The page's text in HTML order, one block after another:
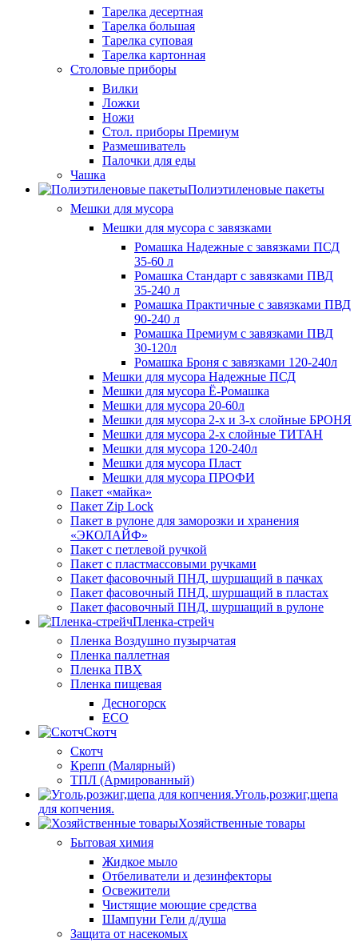
Тарелка десертная
Тарелка большая
Тарелка суповая
Тарелка картонная
Столовые приборы
Вилки
Ложки
Ножи
Стол. приборы Премиум
Размешиватель
Палочки для еды
Чашка
Полиэтиленовые пакеты
Мешки для мусора
Мешки для мусора с завязками
Ромашка Надежные с завязками ПСД
35-60 л
Ромашка Стандарт с завязками ПВД
35-240 л
Ромашка Практичные с завязками ПВД
90-240 л
Ромашка Премиум с завязками ПВД
30-120л
Ромашка Броня с завязками 120-240л
Мешки для мусора Надежные ПСД
Мешки для мусора Ё-Ромашка
Мешки для мусора 20-60л
Мешки для мусора 2-х и 3-х слойные БРОНЯ
Мешки для мусора 2-х слойные ТИТАН
Мешки для мусора 120-240л
Мешки для мусора Пласт
Мешки для мусора ПРОФИ
Пакет «майка»
Пакет Zip Lock
Пакет в рулоне для заморозки и хранения
«ЭКОЛАЙФ»
Пакет с петлевой ручкой
Пакет с пластмассовыми ручками
Пакет фасовочный ПНД, шуршащий в пачках
Пакет фасовочный ПНД, шуршащий в пластах
Пакет фасовочный ПНД, шуршащий в рулоне
Пленка-стрейч
Пленка Воздушно пузырчатая
Пленка паллетная
Пленка ПВХ
Пленка пищевая
Десногорск
ECO
Скотч
Скотч
Крепп (Малярный)
ТПЛ (Армированный)
Уголь,розжиг,щепа
для копчения.
Хозяйственные товары
Бытовая химия
Жидкое мыло
Отбеливатели и дезинфекторы
Освежители
Чистящие моющие средства
Шампуни Гели д/душа
Защита от насекомых